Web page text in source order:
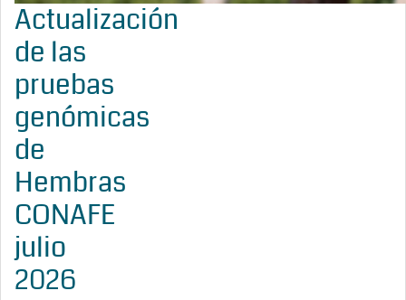
Actualización
de las
pruebas
genómicas
de
Hembras
CONAFE
julio
2026